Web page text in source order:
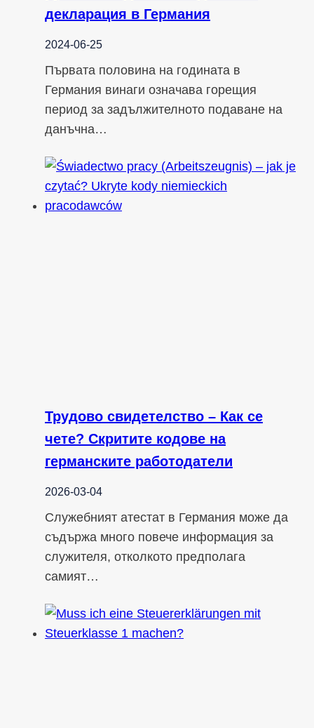
декларация в Германия
2024-06-25
Първата половина на годината в
Германия винаги означава горещия
период за задължителното подаване на
данъчна…
Трудово свидетелство – Как се
чете? Скритите кодове на
германските работодатели
2026-03-04
Служебният атестат в Германия може да
съдържа много повече информация за
служителя, отколкото предполага
самият…